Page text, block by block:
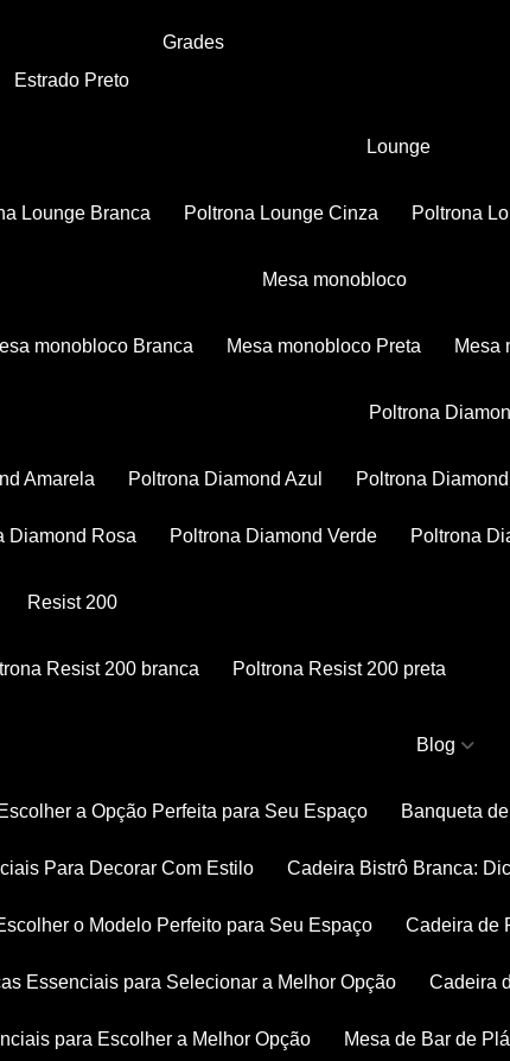
Estrado Preto
Grades
Lounge
Lounge Branca Poltrona Lounge Cinza Poltrona
Mesa monobloco
Mesa monobloco Branca Mesa monobloco Preta
Poltrona
Amarela Poltrona Diamond Azul Poltrona
Diamond Rosa Poltrona Diamond Verde Poltrona
Resist 200
Resist 200 branca Poltrona Resist 200 preta
Blog
a Opção Perfeita para Seu Espaço Banqueta
Para Decorar Com Estilo Cadeira Bistrô Branca:
o Modelo Perfeito para Seu Espaço Cadeira
Essenciais para Selecionar a Melhor Opção
para Escolher a Melhor Opção Mesa de Bar de